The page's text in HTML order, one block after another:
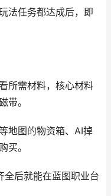
法任务都达成后，即
所需材料，核心材料
带。
地图的物资箱、AI掉
买。
全后就能在蓝图职业台